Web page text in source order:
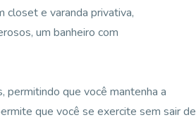
closet e varanda privativa,
um banheiro com
permitindo que você mantenha a
que você se exercite sem sair de